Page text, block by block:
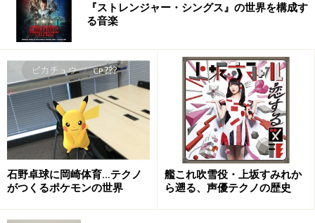
『ストレンジャー・シングス』の世界を構成す
る音楽
石野卓球に岡崎体育…テクノ
がつくるポケモンの世界
艦これ吹雪役・上坂すみれか
ら遡る、声優テクノの歴史